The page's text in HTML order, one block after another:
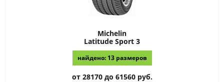
Michelin
Latitude Sport 3
найдено: 13 размеров
от 28170 до 61560 руб.